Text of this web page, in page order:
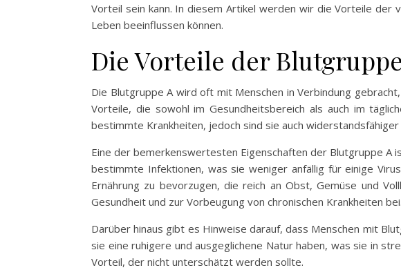
Vorteil sein kann. In diesem Artikel werden wir die Vorteile der
Leben beeinflussen können.
Die Vorteile der
Die Blutgruppe A wird oft mit Menschen in Verbindung
Vorteile, die sowohl im Gesundheitsbereich als auch im
bestimmte Krankheiten, jedoch sind sie auch
Eine der bemerkenswertesten Eigenschaften der Blutgruppe A
bestimmte Infektionen, was sie weniger anfällig für einige
Ernährung zu bevorzugen, die reich an Obst, Gemüse und
Gesundheit und zur Vorbeugung von chronischen Krankheiten bei.
Darüber hinaus gibt es Hinweise darauf, dass Menschen mit
sie eine ruhigere und ausgeglichene Natur haben, was sie in
Vorteil, der nicht unterschätzt werden sollte.